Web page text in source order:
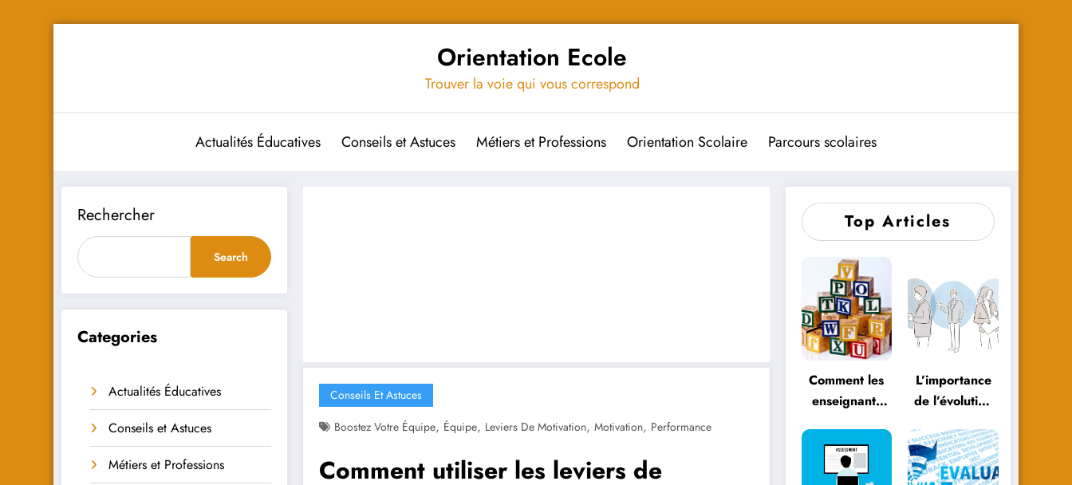
Orientation Ecole
Trouver la voie qui vous correspond
Actualités Éducatives Conseils et Astuces Métiers et Professions Orientation Scolaire Parcours scolaires
Rechercher
Search
Categories
Actualités Éducatives
Conseils et Astuces
Métiers et Professions
Conseils Et Astuces
Boostez Votre Équipe, Équipe, Leviers De Motivation, Motivation, Performance
Comment utiliser les leviers de
Top Articles
Comment les
enseignants
évoluer avec
les
L’importance
de l’évolution
dans le
parcours